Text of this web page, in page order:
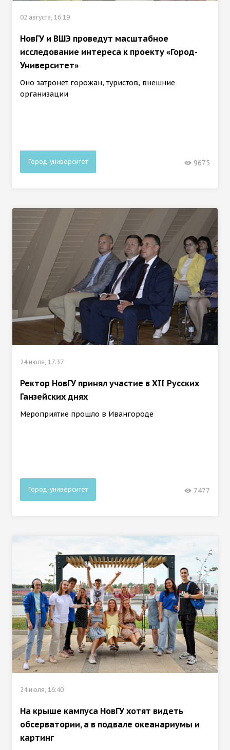
02 августа, 16:19
НовГУ и ВШЭ проведут масштабное
исследование интереса к проекту «Город-
Университет»
Оно затронет горожан, туристов, внешние
организации
Город-университет 9675
24 июля, 17:37
Ректор НовГУ принял участие в ХII Русских
Ганзейских днях
Мероприятие прошло в Ивангороде
Город-университет 7477
24 июля, 16:40
На крыше кампуса НовГУ хотят видеть
обсерватории, а в подвале океанариумы и
картинг